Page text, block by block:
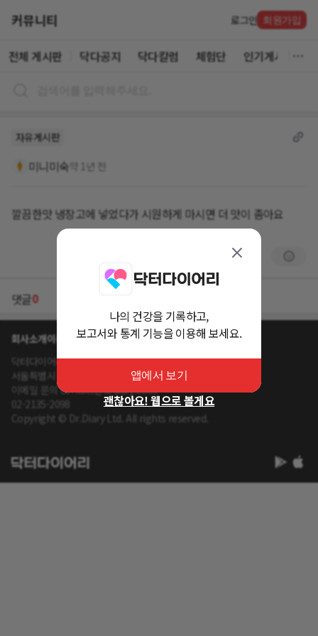
커뮤니티 로그인 회원가입
전체 게시판 닥다공지 닥다칼럼 체험단 인기게시글
자유게시판
미니미숙 약 1년 전
깔끔한맛 냉장고에 넣었다가 시원하게 마시면 더 맛이 좀아요
댓글0
회사소개이용약관개인정보 처리방침
닥터다이어리 대표 : 송제윤
서울특별시 강남구 테헤란로 416 연봉빌딩 8층
이메일 문의 contact@drdiary.co.kr
02-2135-2098
Copyright © Dr.Diary Ltd. All rights reserved.
나의 건강을 기록하고,
보고서와 통계 기능을 이용해 보세요.
앱에서 보기
괜찮아요! 웹으로 볼게요